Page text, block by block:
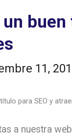
11,
a nuestra